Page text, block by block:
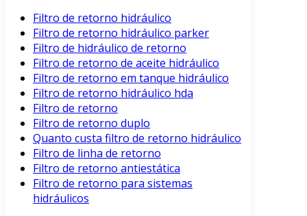
Filtro de retorno hidráulico
Filtro de retorno hidráulico parker
Filtro de hidráulico de retorno
Filtro de retorno de aceite hidráulico
Filtro de retorno em tanque hidráulico
Filtro de retorno hidráulico hda
Filtro de retorno
Filtro de retorno duplo
Quanto custa filtro de retorno hidráulico
Filtro de linha de retorno
Filtro de retorno antiestática
Filtro de retorno para sistemas
hidráulicos